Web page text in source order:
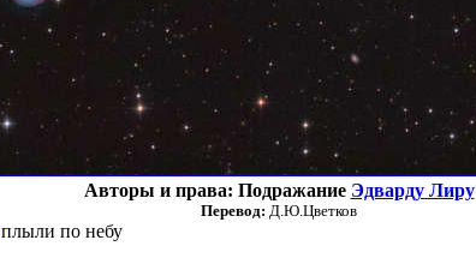
Авторы и права: Подражание Эдварду Лиру
Перевод: Д.Ю.Цветков
плыли по небу